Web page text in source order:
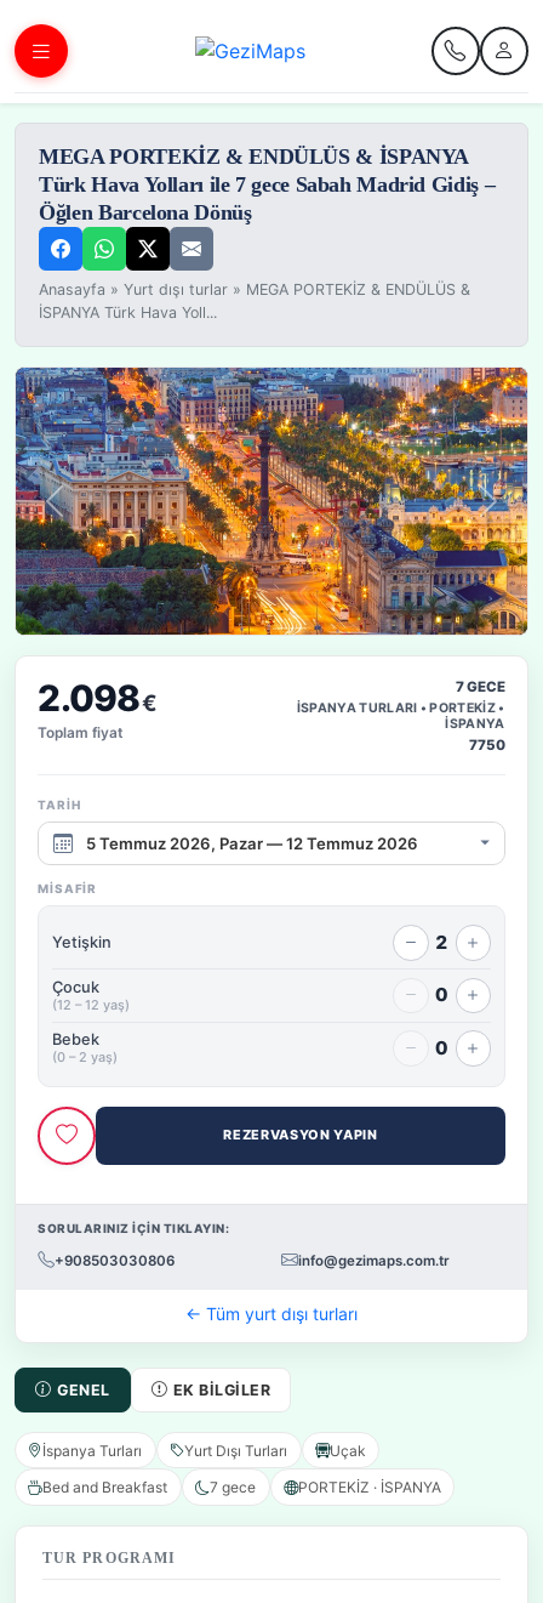
MEGA PORTEKİZ & ENDÜLÜS & İSPANYA
Türk Hava Yolları ile 7 gece Sabah Madrid Gidiş –
Öğlen Barcelona Dönüş
Anasayfa »Yurt dışı turlar » MEGA PORTEKİZ & ENDÜLÜS &
İSPANYA Türk Hava Yoll...
2.098€
Toplam fiyat
7 GECE
İSPANYA TURLARI • PORTEKİZ •
İSPANYA
7750
TARIH
Çıkış tarihi aralığı
MISAFIR
Yetişkin 2
Çocuk
(12 – 12 yaş) 0
Bebek
(0 – 2 yaş) 0
REZERVASYON YAPIN
SORULARINIZ İÇİN TIKLAYIN:
+908503030806 info@gezimaps.com.tr
← Tüm yurt dışı turları
GENEL EK BILGILER
İspanya Turları Yurt Dışı Turları Uçak
Bed and Breakfast 7 gece PORTEKİZ · İSPANYA
TUR PROGRAMI